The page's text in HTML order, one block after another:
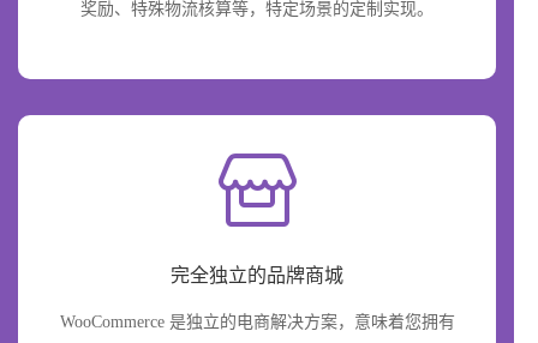
奖励、特殊物流核算等，特定场景的定制实现。
完全独立的品牌商城
WooCommerce 是独立的电商解决方案，意味着您拥有